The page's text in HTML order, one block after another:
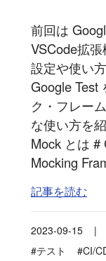
前回は
VSCode拡
設定や使い
Google Test
ク・フレー
な使い方を
Mock とは #
Mocking
記事を読む
2023-09-15 |
#テスト
#CI/